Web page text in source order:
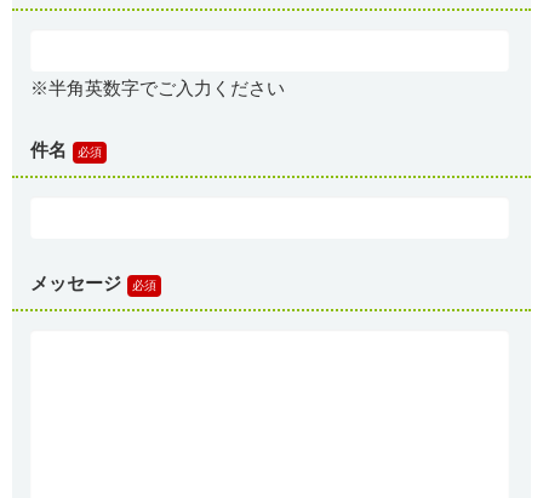
※半角英数字でご入力ください
件名
メッセージ